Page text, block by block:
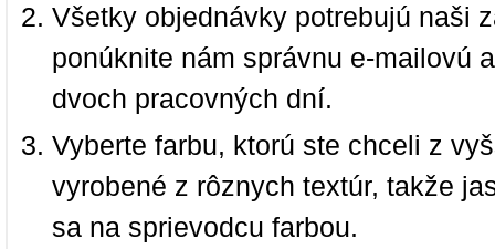
Všetky objednávky potrebujú naši
ponúknite nám správnu e-mailovú
dvoch pracovných dní.
Vyberte farbu, ktorú ste chceli z
vyrobené z rôznych textúr, takže
sa na sprievodcu farbou.